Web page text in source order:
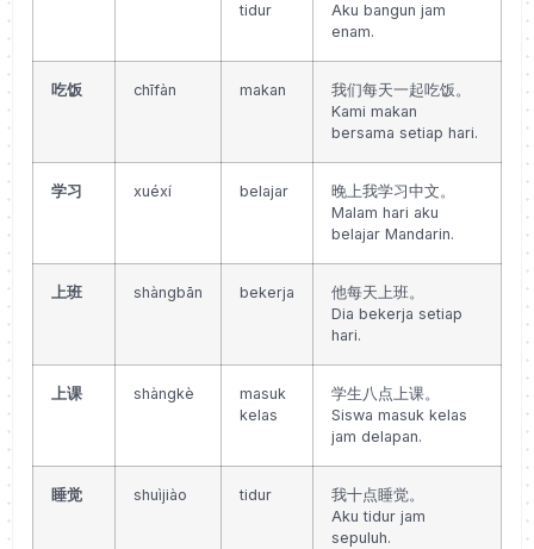
tidur
Aku bangun jam
enam.
吃饭 chīfàn makan
我们每天一起吃饭。
Kami makan
bersama setiap hari.
学习 xuéxí belajar
晚上我学习中文。
Malam hari aku
belajar Mandarin.
上班 shàngbān bekerja
他每天上班。
Dia bekerja setiap
hari.
上课 shàngkè
masuk
kelas
学生八点上课。
Siswa masuk kelas
jam delapan.
睡觉 shuìjiào tidur
我十点睡觉。
Aku tidur jam
sepuluh.